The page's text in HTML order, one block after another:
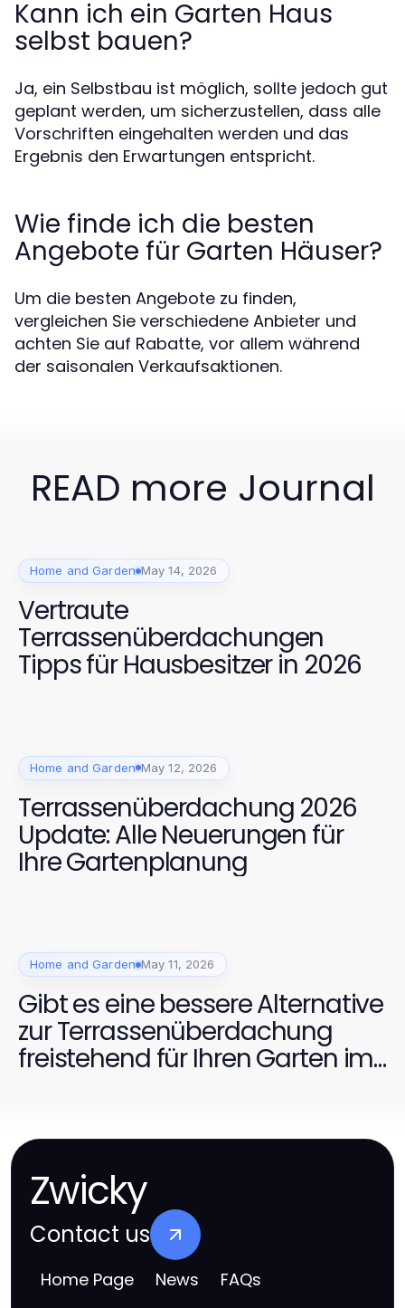
Kann ich ein Garten Haus
selbst bauen?
Ja, ein Selbstbau ist möglich, sollte jedoch gut
geplant werden, um sicherzustellen, dass alle
Vorschriften eingehalten werden und das
Ergebnis den Erwartungen entspricht.
Wie finde ich die besten
Angebote für Garten Häuser?
Um die besten Angebote zu finden,
vergleichen Sie verschiedene Anbieter und
achten Sie auf Rabatte, vor allem während
der saisonalen Verkaufsaktionen.
READ more Journal
Home and Garden May 14, 2026
Vertraute
Terrassenüberdachungen
Tipps für Hausbesitzer in 2026
Home and Garden May 12, 2026
Terrassenüberdachung 2026
Update: Alle Neuerungen für
Ihre Gartenplanung
Home and Garden May 11, 2026
Gibt es eine bessere Alternative
zur Terrassenüberdachung
freistehend für Ihren Garten im
Zwicky
Contact us
Home Page News
FAQs